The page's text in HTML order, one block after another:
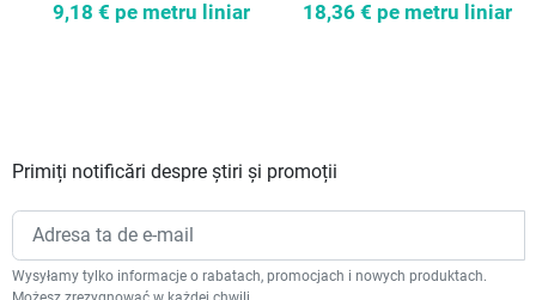
9,18 € pe metru liniar 18,36 € pe metru liniar
Primiți notificări despre știri și promoții
Wysyłamy tylko informacje o rabatach, promocjach i nowych produktach.